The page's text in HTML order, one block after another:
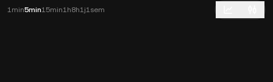
1min5min15min1h8h1j1sem